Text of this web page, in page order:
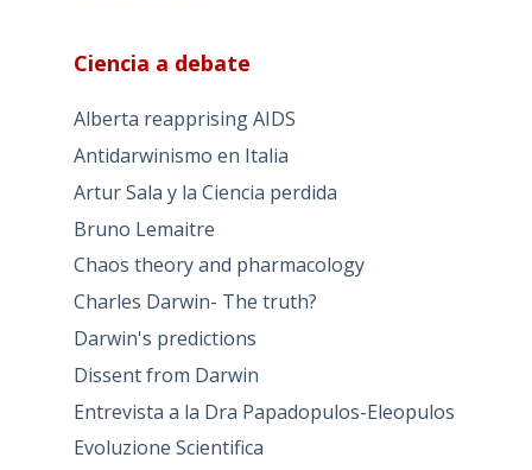
Ciencia a debate
Alberta reapprising AIDS
Antidarwinismo en Italia
Artur Sala y la Ciencia perdida
Bruno Lemaitre
Chaos theory and pharmacology
Charles Darwin- The truth?
Darwin's predictions
Dissent from Darwin
Entrevista a la Dra Papadopulos-Eleopulos
Evoluzione Scientifica